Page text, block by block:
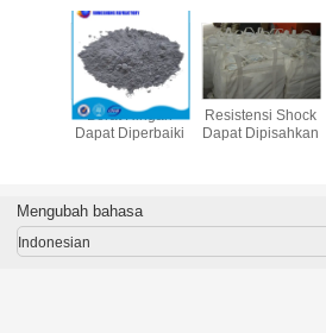
Berat Ringan
Dapat Diperbaiki
Resistensi Shock
Dapat Dipisahkan
Mengubah bahasa
Indonesian